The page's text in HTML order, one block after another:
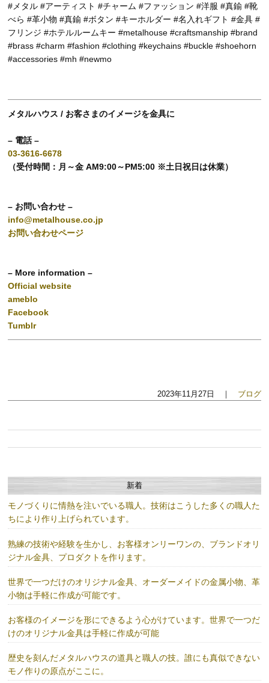
#メタル #アーティスト #チャーム #ファッション #洋服 #真鍮 #靴
べら #革小物 #真鍮 #ボタン #キーホルダー #名入れギフト #金具 #
フリンジ #ホテルルームキー #metalhouse #craftsmanship #brand
#brass #charm #fashion #clothing #keychains #buckle #shoehorn
#accessories #mh #newmo
メタルハウス / お客さまのイメージを金具に
– 電話 –
03-3616-6678
（受付時間：月～金 AM9:00～PM5:00 ※土日祝日は休業）
– お問い合わせ –
info@metalhouse.co.jp
お問い合わせページ
– More information –
Official website
ameblo
Facebook
Tumblr
2023年11月27日 ｜ ブログ
新着
モノづくりに情熱を注いでいる職人。技術はこうした多くの職人た
ちにより作り上げられています。
熟練の技術や経験を生かし、お客様オンリーワンの、ブランドオリ
ジナル金具、プロダクトを作ります。
世界で一つだけのオリジナル金具、オーダーメイドの金属小物、革
小物は手軽に作成が可能です。
お客様のイメージを形にできるよう心がけています。世界で一つだ
けのオリジナル金具は手軽に作成が可能
歴史を刻んだメタルハウスの道具と職人の技。誰にも真似できない
モノ作りの原点がここに。